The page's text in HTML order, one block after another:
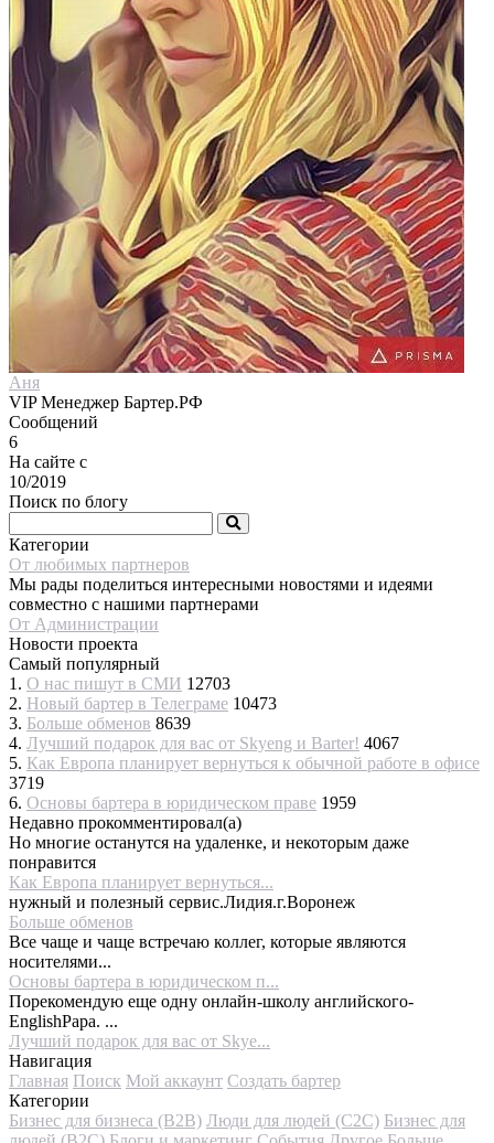
Аня
VIP Менеджер Бартер.РФ
Сообщений
6
На сайте с
10/2019
Поиск по блогу
Категории
От любимых партнеров
Мы рады поделиться интересными новостями и идеями
совместно с нашими партнерами
От Администрации
Новости проекта
Самый популярный
1. О нас пишут в СМИ 12703
2. Новый бартер в Телеграме 10473
3. Больше обменов 8639
4. Лучший подарок для вас от Skyeng и Barter! 4067
5. Как Европа планирует вернуться к обычной работе в офисе
3719
6. Основы бартера в юридическом праве 1959
Недавно прокомментировал(а)
Но многие останутся на удаленке, и некоторым даже
понравится
Как Европа планирует вернуться...
нужный и полезный сервис.Лидия.г.Воронеж
Больше обменов
Все чаще и чаще встречаю коллег, которые являются
носителями...
Основы бартера в юридическом п...
Порекомендую еще одну онлайн-школу английского-
EnglishPapa. ...
Лучший подарок для вас от Skye...
Навигация
Главная Поиск Мой аккаунт Создать бартер
Категории
Бизнес для бизнеса (B2B) Люди для людей (С2С) Бизнес для